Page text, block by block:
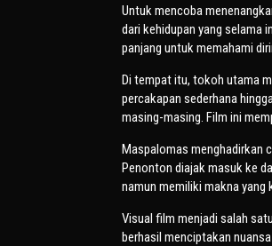
Untuk mencoba
dari kehidupan yang selama
panjang untuk memahami
Di tempat itu, tokoh utama
percakapan sederhana
masing-masing. Film ini
Maspalomas menghadirkan
Penonton diajak masuk ke
namun memiliki makna
Visual film menjadi salah
berhasil menciptakan